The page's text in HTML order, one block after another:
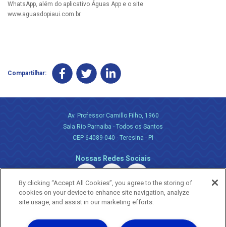
WhatsApp, além do aplicativo Águas App e o site
www.aguasdopiaui.com.br.
Compartilhar:
Av. Professor Camillo Filho, 1960
Sala Rio Parnaiba - Todos os Santos
CEP 64089-040 - Teresina - PI
Nossas Redes Sociais
By clicking “Accept All Cookies”, you agree to the storing of
cookies on your device to enhance site navigation, analyze
site usage, and assist in our marketing efforts.